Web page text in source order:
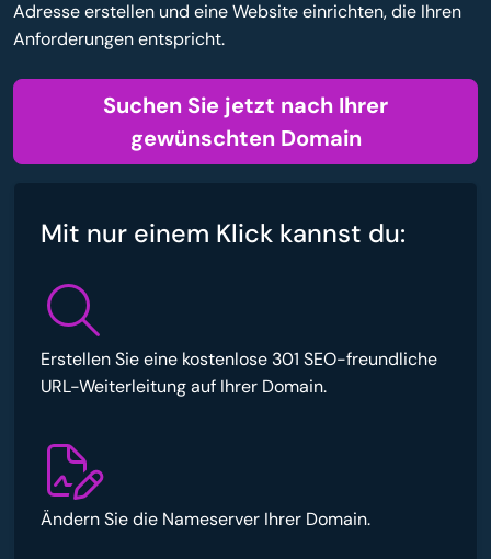
Adresse erstellen und eine Website einrichten, die Ihren
Anforderungen entspricht.
Suchen Sie jetzt nach Ihrer
gewünschten Domain
Mit nur einem Klick kannst du:
Erstellen Sie eine kostenlose 301 SEO-freundliche
URL-Weiterleitung auf Ihrer Domain.
Ändern Sie die Nameserver Ihrer Domain.